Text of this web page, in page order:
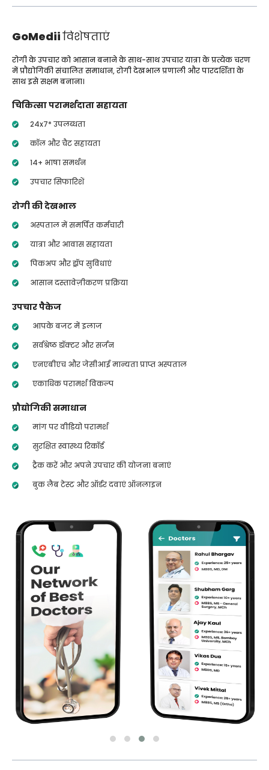
GoMediiविशेषताएं
रोगी के उपचार को आसान बनाने के साथ-साथ उपचार यात्रा के प्रत्येक चरण
में प्रौद्योगिकी संचालित समाधान, रोगी देखभाल प्रणाली और पारदर्शिता के
साथ इसे सक्षम बनाना।
चिकित्सा परामर्शदाता सहायता
24x7* उपलब्धता
कॉल और चैट सहायता
14+ भाषा समर्थन
उपचार सिफारिशें
रोगी की देखभाल
अस्पताल में समर्पित कर्मचारी
यात्रा और आवास सहायता
पिकअप और ड्रॉप सुविधाएं
आसान दस्तावेज़ीकरण प्रक्रिया
उपचार पैकेज
आपके बजट में इलाज
सर्वश्रेष्ठ डॉक्टर और सर्जन
एनएबीएच और जेसीआई मान्यता प्राप्त अस्पताल
एकाधिक परामर्श विकल्प
प्रौद्योगिकी समाधान
मांग पर वीडियो परामर्श
सुरक्षित स्वास्थ्य रिकॉर्ड
ट्रैक करें और अपने उपचार की योजना बनाएं
बुक लैब टेस्ट और ऑर्डर दवाएं ऑनलाइन